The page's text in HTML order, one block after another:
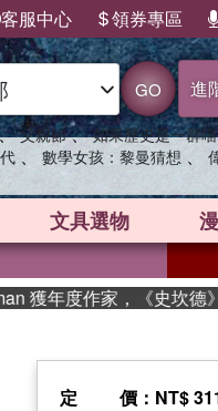
客服中心 領券專區
GO 進
父親節 、 如果歷史是一群喵
、 數學女孩：黎曼猜想 、
文具選物
度作家，《史坎德》系
定價 ：NT$